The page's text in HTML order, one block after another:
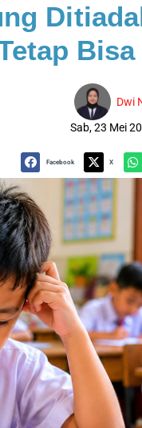
Dwi
Sab, 23 Mei
Facebook X